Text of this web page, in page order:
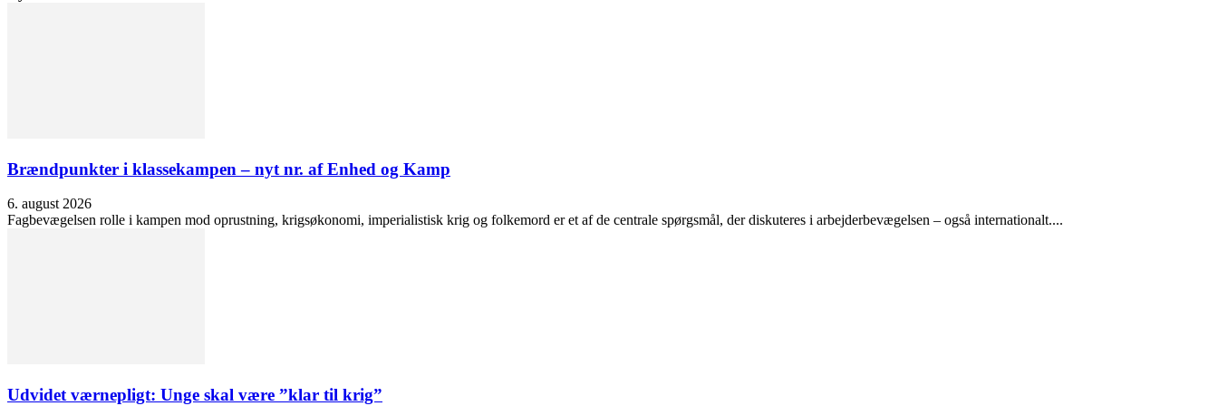
Brændpunkter i klassekampen – nyt nr. af Enhed og Kamp
6. august 2026
Fagbevægelsen rolle i kampen mod oprustning, krigsøkonomi, imperialistisk krig og folkemord er et af de centrale spørgsmål, der diskuteres i arbejderbevægelsen – også internationalt....
Udvidet værnepligt: Unge skal være ”klar til krig”